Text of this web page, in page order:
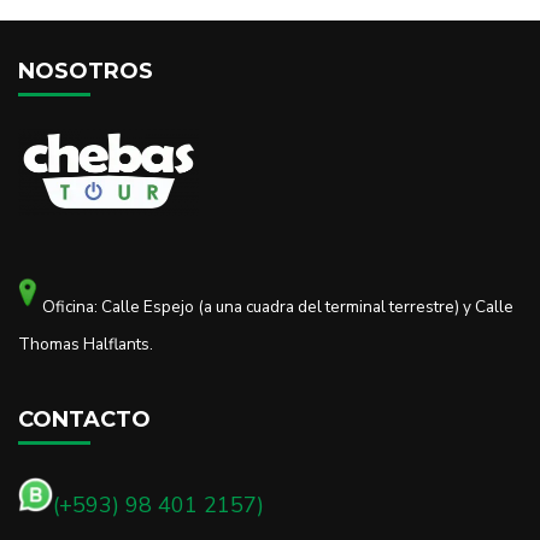
NOSOTROS
Oficina: Calle Espejo (a una cuadra del terminal terrestre) y Calle
Thomas Halflants.
CONTACTO
(+593) 98 401 2157)